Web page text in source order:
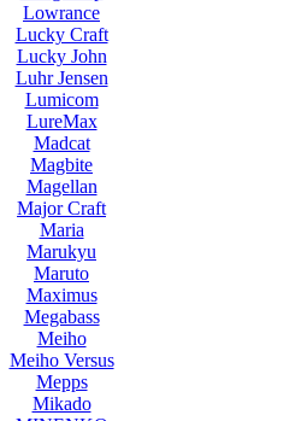
Lowrance
Lucky Craft
Lucky John
Luhr Jensen
Lumicom
LureMax
Madcat
Magbite
Magellan
Major Craft
Maria
Marukyu
Maruto
Maximus
Megabass
Meiho
Meiho Versus
Mepps
Mikado